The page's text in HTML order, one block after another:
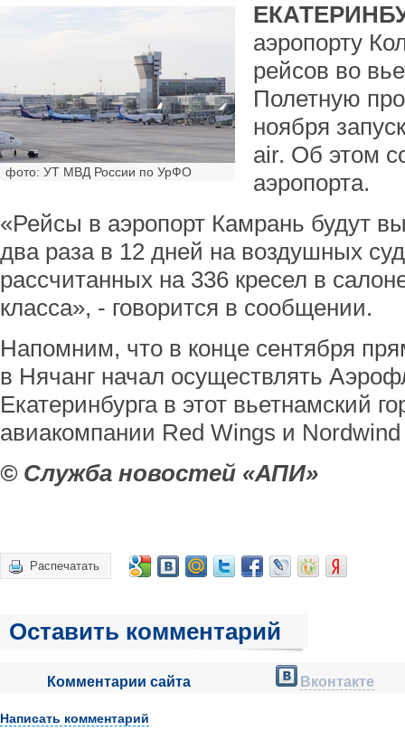
фото: УТ МВД России по УрФО
аэропорту
рейсов во
Полетную
ноября
air. Об этом
аэропорта.
«Рейсы в аэропорт Камрань будут
два раза в 12 дней на воздушных
рассчитанных на 336 кресел в
класса», - говорится в сообщении.
Напомним, что в конце сентября
в Нячанг начал осуществлять
Екатеринбурга в этот вьетнамский
авиакомпании Red Wings и
© Служба новостей «АПИ»
Распечатать
Оставить комментарий
Комментарии сайта Вконтакте
Написать комментарий